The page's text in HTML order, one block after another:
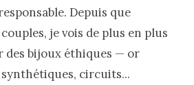
Depuis que
je vois de plus en plus
des bijoux éthiques — or
circuits...